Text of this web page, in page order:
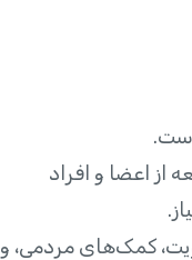
از اعضا و افراد
کمک‌های مردمی، و